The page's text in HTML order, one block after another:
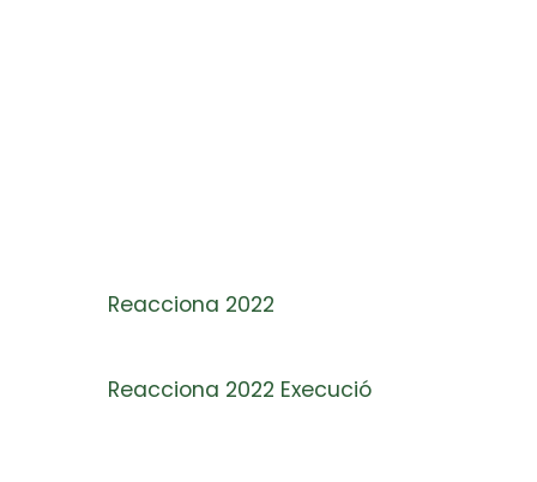
Reacciona 2022
Reacciona 2022 Execució